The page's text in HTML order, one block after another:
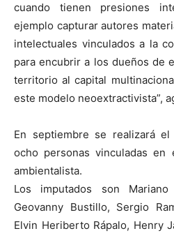
cuando tienen presiones
ejemplo capturar autores
intelectuales vinculados a la
para encubrir a los dueños de
territorio al capital
este modelo neoextractivista”,
En septiembre se realizará
ocho personas vinculadas
ambientalista.
Los imputados son
Geovanny Bustillo, Sergio
Elvin Heriberto Rápalo, Henry